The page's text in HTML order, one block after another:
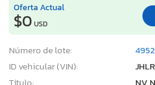
Oferta Actual
$0 USD
Número de lote:
ID vehicular (VIN):
Título:
NV